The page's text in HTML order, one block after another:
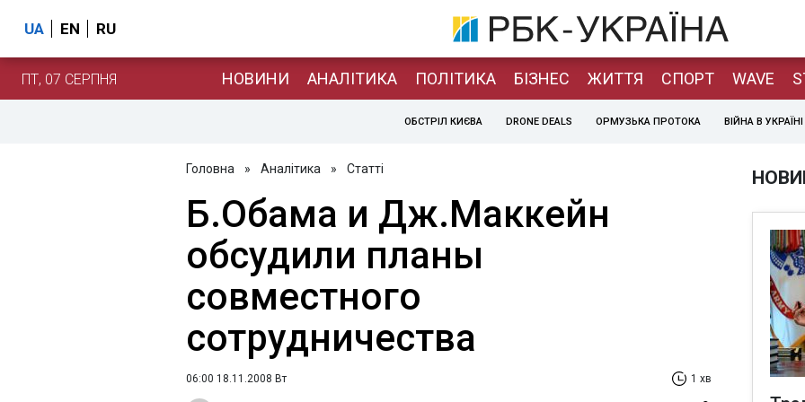
UA EN RU
ПТ, 07 СЕРПНЯ НОВИНИ АНАЛІТИКА ПОЛІТИКА БІЗНЕС ЖИТТЯ СПОРТ WAVE
ОБСТРІЛ КИЄВА DRONE DEALS ОРМУЗЬКА ПРОТОКА ВІЙНА В УКРАЇНІ
Головна » Аналітика » Статті
Б.Обама и Дж.Маккейн
обсудили планы
совместного
сотрудничества
06:00 18.11.2008 Вт 1 хв